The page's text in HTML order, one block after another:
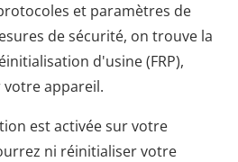
et paramètres de
de sécurité, on trouve la
d'usine (FRP),
appareil.
est activée sur votre
ni réinitialiser votre